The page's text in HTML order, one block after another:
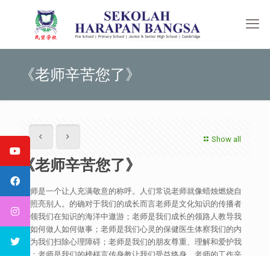
《老师辛苦您了》
Show all
《老师辛苦您了》
老师是一个让人充满敬意的称呼。人们常说老师就像蜡烛燃烧自
己照亮别人。的确对于我们的成长而言老师是文化知识的传播者
带领我们在知识的海洋中遨游；老师是我们成长的领路人教导我
们如何做人如何做事；老师是我们心灵的保健医生体察我们的内
心为我们扫除心理障碍；老师是我们的朋友尊重、理解和爱护我